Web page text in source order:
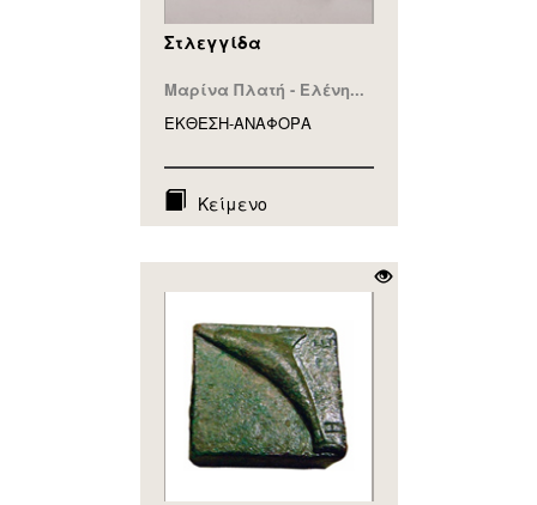
Στλεγγίδα
Μαρίνα Πλατή - Ελένη...
ΕΚΘΕΣΗ-ΑΝΑΦΟΡA
Κείμενο